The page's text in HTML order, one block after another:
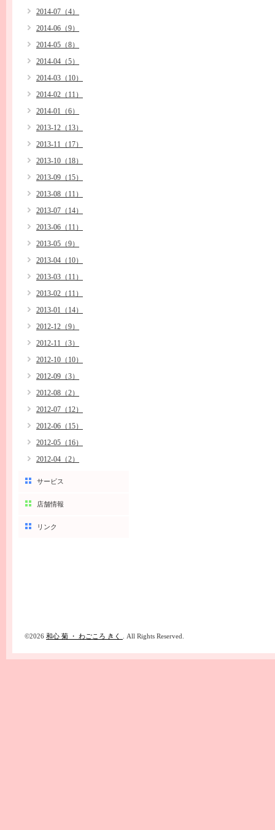
2014-07（4）
2014-06（9）
2014-05（8）
2014-04（5）
2014-03（10）
2014-02（11）
2014-01（6）
2013-12（13）
2013-11（17）
2013-10（18）
2013-09（15）
2013-08（11）
2013-07（14）
2013-06（11）
2013-05（9）
2013-04（10）
2013-03（11）
2013-02（11）
2013-01（14）
2012-12（9）
2012-11（3）
2012-10（10）
2012-09（3）
2012-08（2）
2012-07（12）
2012-06（15）
2012-05（16）
2012-04（2）
サービス
店舗情報
リンク
©2026 和心 菊 ・ わごころ きく . All Rights Reserved.